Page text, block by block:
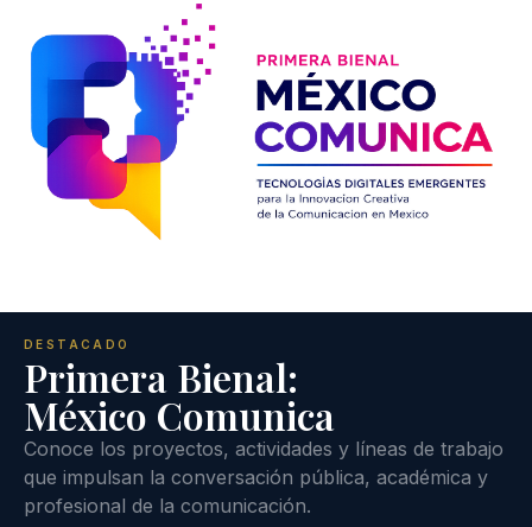
DESTACADO
Primera Bienal:
México Comunica
Conoce los proyectos, actividades y líneas de trabajo
que impulsan la conversación pública, académica y
profesional de la comunicación.